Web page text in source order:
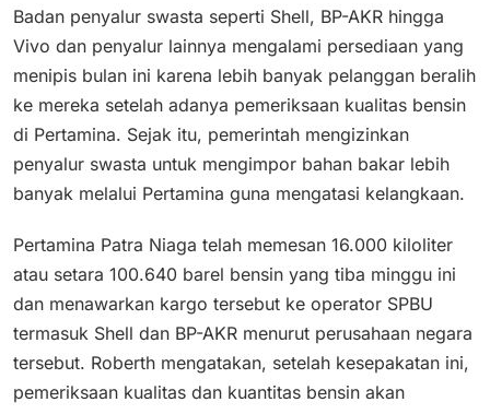
Badan penyalur swasta seperti Shell, BP-AKR hingga
Vivo dan penyalur lainnya mengalami persediaan yang
menipis bulan ini karena lebih banyak pelanggan beralih
ke mereka setelah adanya pemeriksaan kualitas bensin
di Pertamina. Sejak itu, pemerintah mengizinkan
penyalur swasta untuk mengimpor bahan bakar lebih
banyak melalui Pertamina guna mengatasi kelangkaan.
Pertamina Patra Niaga telah memesan 16.000 kiloliter
atau setara 100.640 barel bensin yang tiba minggu ini
dan menawarkan kargo tersebut ke operator SPBU
termasuk Shell dan BP-AKR menurut perusahaan negara
tersebut. Roberth mengatakan, setelah kesepakatan ini,
pemeriksaan kualitas dan kuantitas bensin akan